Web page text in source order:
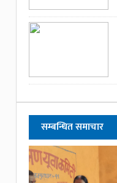
सम्बन्धित समाचार